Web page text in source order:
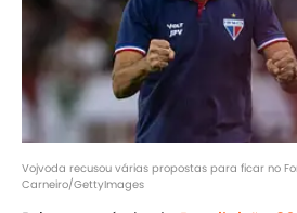
Vojvoda recusou várias propostas para ficar no
Carneiro/GettyImages